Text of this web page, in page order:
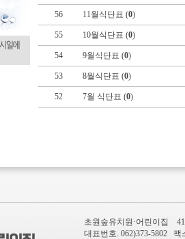
56 11월식단표 (0)
55 10월식단표 (0)
54 9월식단표 (0)
53 8월식단표 (0)
52 7월 식단표 (0)
초원숲유치원·어린이집
대표번호. 062)373-5802 팩